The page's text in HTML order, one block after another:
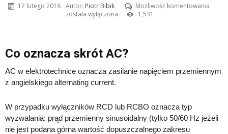
Autor: Piotr Bibik
17 lutego 2018 Możliwość komentowania
została wyłączona
1,531
Co oznacza skrót AC?
AC w elektrotechnice oznacza zasilanie napięciem przemiennym
z angielskiego alternating current.
W przypadku wyłączników RCD lub RCBO oznacza typ
wyzwalania: prąd przemienny sinusoidalny (tylko 50/60 Hz jeżeli
nie jest podana górna wartość dopuszczalnego zakresu